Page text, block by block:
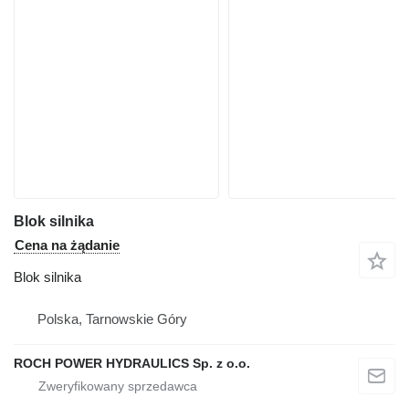
Blok silnika
Cena na żądanie
Blok silnika
Polska, Tarnowskie Góry
ROCH POWER HYDRAULICS Sp. z o.o.